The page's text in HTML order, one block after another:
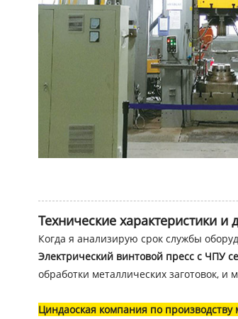
Технические характеристики и
Когда я анализирую срок службы
Электрический винтовой пресс с ЧПУ
обработки металлических заготовок,
Циндаоская компания по